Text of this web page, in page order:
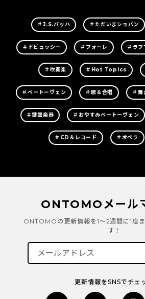
＃J.S.バッハ ＃ただいまショパン
＃ドビュッシー ＃フォーレ ＃ラフ
＃吹奏楽 ＃Hot Topics
＃ベートーヴェン ＃歌＆合唱 ＃舞
＃鍵盤楽器 ＃おやすみベートーヴェン
＃CD＆レコード ＃オペラ
ONTOMOメール
ONTOMOの更新情報を1～2週間に1度
す！
更新情報をSNSでチェ